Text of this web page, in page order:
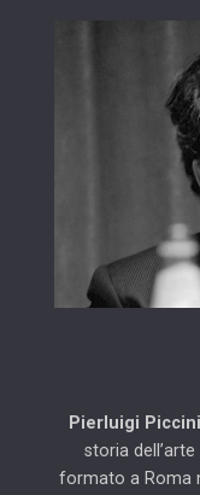
Pierluigi Piccini
storia
formato a Roma